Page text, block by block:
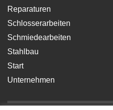
Reparaturen
Schlosserarbeiten
Schmiedearbeiten
Stahlbau
Start
Unternehmen